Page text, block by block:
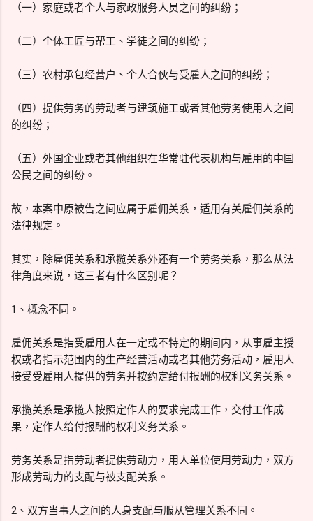
（一）家庭或者个人与家政服务人员之间的纠纷；
（二）个体工匠与帮工、学徒之间的纠纷；
（三）农村承包经营户、个人合伙与受雇人之间的纠纷；
（四）提供劳务的劳动者与建筑施工或者其他劳务使用人之间
的纠纷；
（五）外国企业或者其他组织在华常驻代表机构与雇用的中国
公民之间的纠纷。
故，本案中原被告之间应属于雇佣关系，适用有关雇佣关系的
法律规定。
其实，除雇佣关系和承揽关系外还有一个劳务关系，那么从法
律角度来说，这三者有什么区别呢？
1、概念不同。
雇佣关系是指受雇用人在一定或不特定的期间内，从事雇主授
权或者指示范围内的生产经营活动或者其他劳务活动，雇用人
接受受雇用人提供的劳务并按约定给付报酬的权利义务关系。
承揽关系是承揽人按照定作人的要求完成工作，交付工作成
果，定作人给付报酬的权利义务关系。
劳务关系是指劳动者提供劳动力，用人单位使用劳动力，双方
形成劳动力的支配与被支配关系。
2、双方当事人之间的人身支配与服从管理关系不同。